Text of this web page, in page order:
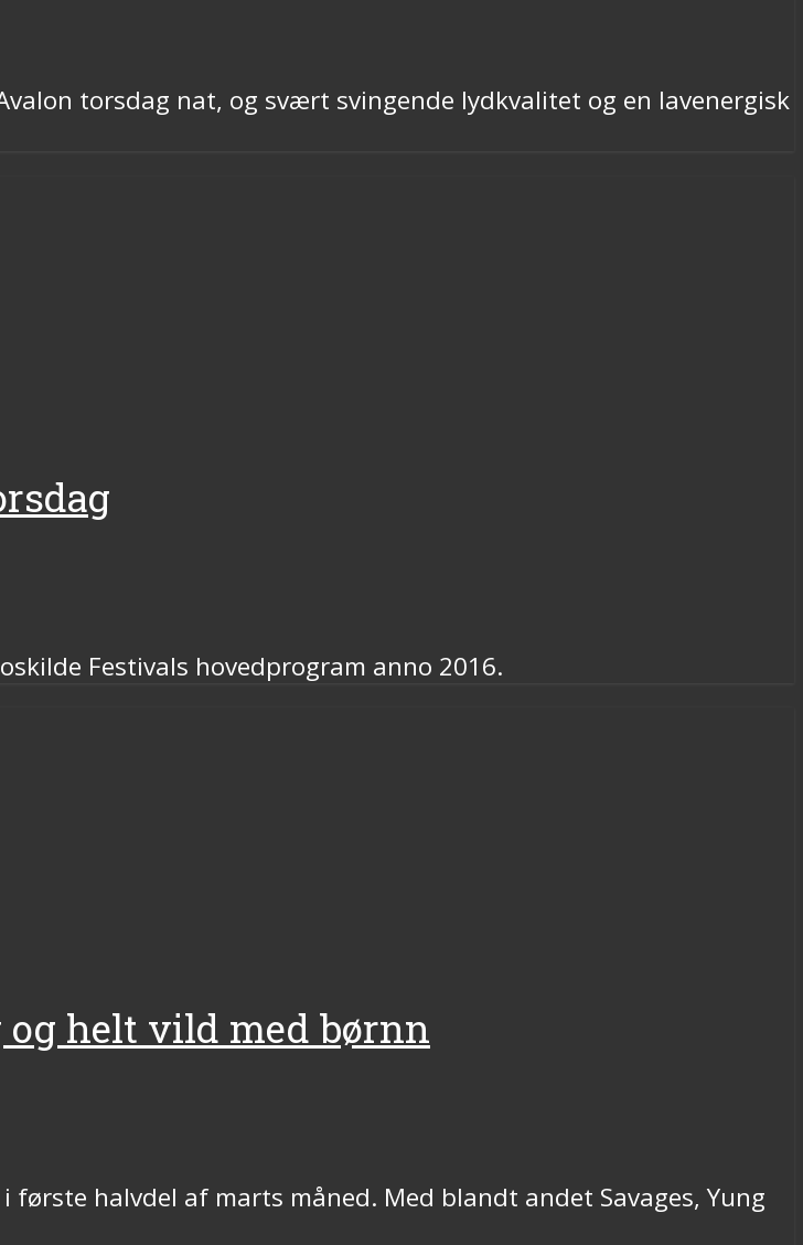
torsdag nat, og svært svingende lydkvalitet og en lavenergisk
Festivals hovedprogram anno 2016.
helt vild med børnn
halvdel af marts måned. Med blandt andet Savages, Yung